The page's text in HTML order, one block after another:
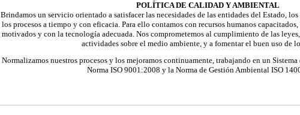
POLÍTICA DE CALIDAD Y AMBIENTAL
Brindamos un servicio orientado a satisfacer las necesidades de las entidades del Estado,
los procesos a tiempo y con eficacia. Para ello contamos con recursos humanos
motivados y con la tecnología adecuada. Nos comprometemos al cumplimiento de las
actividades sobre el medio ambiente, y a fomentar el buen uso de
Normalizamos nuestros procesos y los mejoramos continuamente, trabajando en un
Norma ISO 9001:2008 y la Norma de Gestión Ambiental ISO